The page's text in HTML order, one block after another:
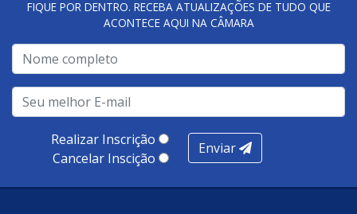
A metodologia de avaliação se concentra em 7 pilares:
qualidade no atendimento remoto, gestão, oferta /
realização de soluções, ambiente de negócios,
infraestrutura, presença digital e cobertura e
produtividade. Somados, todos as categorias totalizam
Kennedy.
FIQUE POR DENTRO. RECEBA ATUALIZAÇÕES DE TUDO QUE
ACONTECE AQUI NA CÂMARA
Realizar Inscrição
Cancelar Inscição
Enviar